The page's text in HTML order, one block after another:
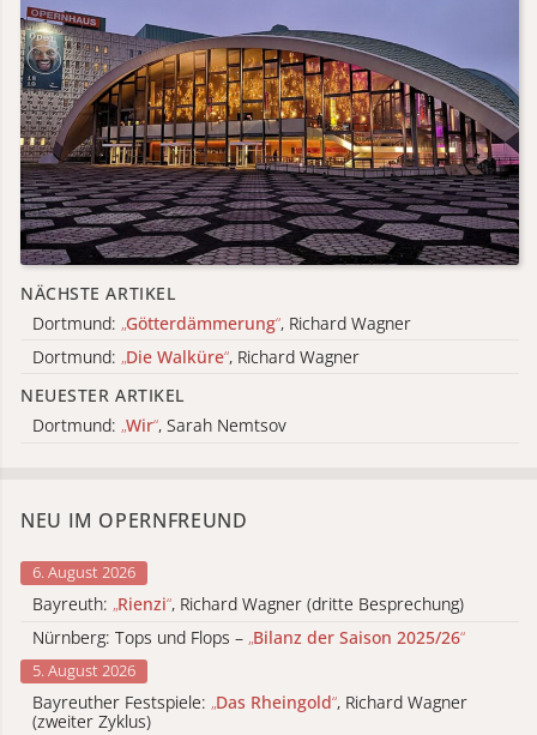
NÄCHSTE ARTIKEL
Dortmund: „Götterdämmerung“, Richard Wagner
Dortmund: „Die Walküre“, Richard Wagner
NEUESTER ARTIKEL
Dortmund: „Wir“, Sarah Nemtsov
NEU IM OPERNFREUND
6. August 2026
Bayreuth: „Rienzi“, Richard Wagner (dritte Besprechung)
Nürnberg: Tops und Flops – „Bilanz der Saison 2025/26“
5. August 2026
Bayreuther Festspiele: „Das Rheingold“, Richard Wagner
(zweiter Zyklus)